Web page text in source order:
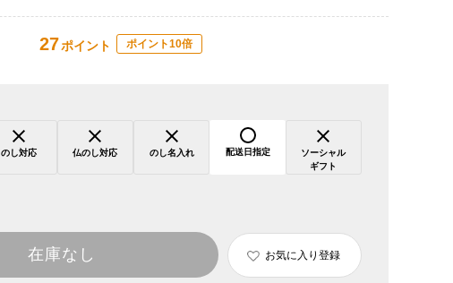
27ポイント ポイント10倍
のし対応 仏のし対応 のし名入れ 配送日指定
ソーシャル
ギフト
在庫なし お気に入り登録